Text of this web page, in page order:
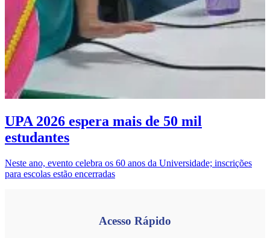
UPA 2026 espera mais de 50 mil
estudantes
Neste ano, evento celebra os 60 anos da Universidade; inscrições
para escolas estão encerradas
Acesso Rápido